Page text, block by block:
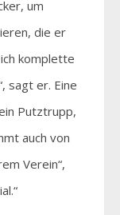
um
die er
komplette
sagt er. Eine
Putztrupp,
auch von
Verein“,